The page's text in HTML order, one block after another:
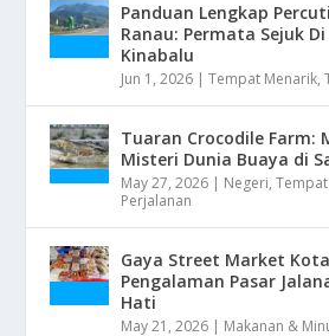
Panduan Lengkap
Ranau: Permata Sejuk
Kinabalu
Jun 1, 2026 |Tempat Menarik,
Tuaran Crocodile Farm:
Misteri Dunia Buaya di
May 27, 2026 Negeri,
Perjalanan
Gaya Street Market
Pengalaman Pasar
Hati
May 21, 2026 Makanan &